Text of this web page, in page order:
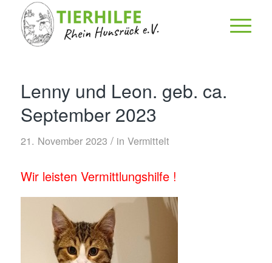
Lenny und Leon. geb. ca.
September 2023
21. November 2023 / in Vermittelt
Wir leisten Vermittlungshilfe !